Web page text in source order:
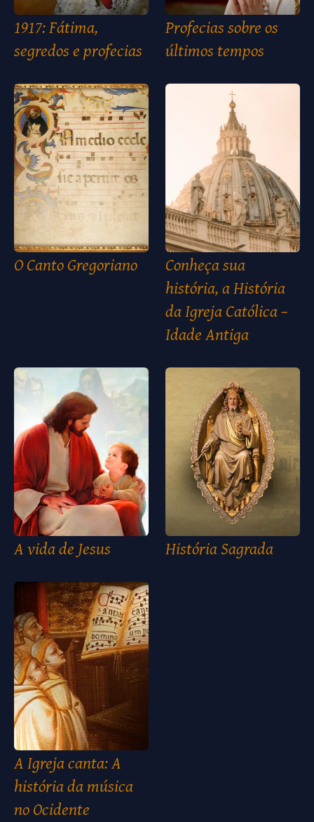
1917: Fátima,
segredos e profecias
Profecias sobre os
últimos tempos
O Canto Gregoriano
Conheça sua
história, a História
da Igreja Católica –
Idade Antiga
A vida de Jesus História Sagrada
A Igreja canta: A
história da música
no Ocidente